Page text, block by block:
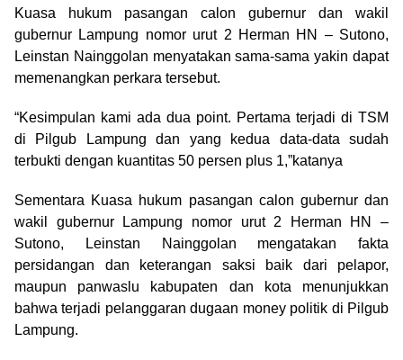
Kuasa hukum pasangan calon gubernur dan wakil
gubernur Lampung nomor urut 2 Herman HN – Sutono,
Leinstan Nainggolan menyatakan sama-sama yakin dapat
memenangkan perkara tersebut.
“Kesimpulan kami ada dua point. Pertama terjadi di TSM
di Pilgub Lampung dan yang kedua data-data sudah
terbukti dengan kuantitas 50 persen plus 1,”katanya
Sementara Kuasa hukum pasangan calon gubernur dan
wakil gubernur Lampung nomor urut 2 Herman HN –
Sutono, Leinstan Nainggolan mengatakan fakta
persidangan dan keterangan saksi baik dari pelapor,
maupun panwaslu kabupaten dan kota menunjukkan
bahwa terjadi pelanggaran dugaan money politik di Pilgub
Lampung.